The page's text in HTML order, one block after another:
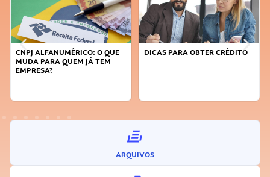
DICAS PARA OBTER CRÉDITO
FAÇA A DIFERENÇA: SEJA
ARQUIVOS